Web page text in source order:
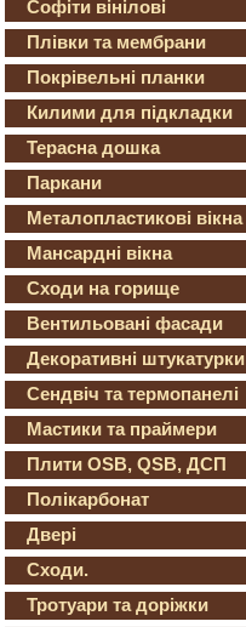
Софіти вінілові
Плівки та мембрани
Покрівельні планки
Килими для підкладки
Терасна дошка
Паркани
Металопластикові вікна
Мансардні вікна
Сходи на горище
Вентильовані фасади
Декоративні штукатурки
Сендвіч та термопанелі
Мастики та праймери
Плити OSB, QSB, ДСП
Полікарбонат
Двері
Сходи.
Тротуари та доріжки